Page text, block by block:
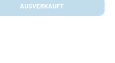
AUSVERKAUFT